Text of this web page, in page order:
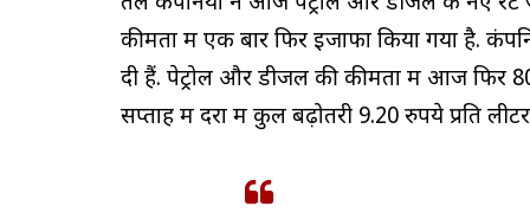
कीमतों में एक बार फिर इजाफा किया गया है.
दी हैं. पेट्रोल और डीजल की कीमतों में आज फिर
सप्ताह में दरों में कुल बढ़ोतरी 9.20 रुपये प्रति